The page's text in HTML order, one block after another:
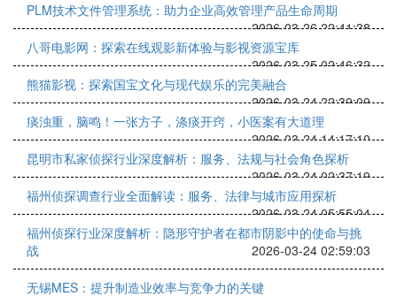
PLM技术文件管理系统：助力企业高效管理产品生命周期
2026-03-26 22:41:38
八哥电影网：探索在线观影新体验与影视资源宝库
2026-03-25 02:46:32
熊猫影视：探索国宝文化与现代娱乐的完美融合
2026-03-24 22:39:09
痰浊重，脑鸣！一张方子，涤痰开窍，小医案有大道理
2026-03-24 14:17:10
昆明市私家侦探行业深度解析：服务、法规与社会角色探析
2026-03-24 02:37:19
福州侦探调查行业全面解读：服务、法律与城市应用探析
2026-03-24 05:55:04
福州侦探行业深度解析：隐形守护者在都市阴影中的使命与挑
战
2026-03-24 02:59:03
无锡MES：提升制造业效率与竞争力的关键